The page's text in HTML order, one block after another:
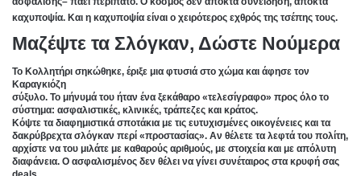
καχυποψία. Και η καχυποψία είναι ο χειρότερος εχθρός της τσέπης τους.
Μαζέψτε τα Σλόγκαν, Δώστε Νούμερα
Το Κολλητήρι σηκώθηκε, έριξε μια φτυσιά στο χώμα και άφησε τον
Καραγκιόζη
σύξυλο. Το μήνυμά του ήταν ένα ξεκάθαρο «τελεσίγραφο» προς όλο το
σύστημα: ασφαλιστικές, κλινικές, τράπεζες και κράτος.
Κόψτε τα διαφημιστικά σποτάκια με τις ευτυχισμένες οικογένειες και τα
δακρύβρεχτα σλόγκαν περί «προστασίας». Αν θέλετε τα λεφτά του πολίτη,
αρχίστε να του μιλάτε με καθαρούς αριθμούς, με στοιχεία και με απόλυτη
διαφάνεια. Ο ασφαλισμένος δεν θέλει να γίνει συνέταιρος στα κρυφή σας